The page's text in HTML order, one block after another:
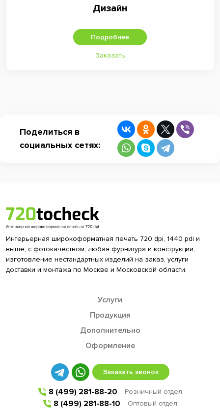
Дизайн
Подробнее
Заказать
Поделиться в
социальных сетях:
Интерьерная широкоформатная печать 720 dpi, 1440 pdi и
выше, с фотокачеством, любая фурнитура и конструкции,
изготовление нестандартных изделий на заказ, услуги
доставки и монтажа по Москве и Московской области.
Услуги
Продукция
Дополнительно
Оформление
Заказать звонок
8 (499) 281-88-20 Розничный отдел
8 (499) 281-88-10 Оптовый отдел